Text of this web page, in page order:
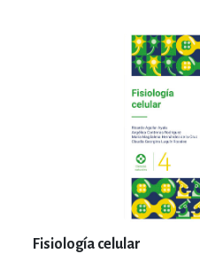
Fisiología celular